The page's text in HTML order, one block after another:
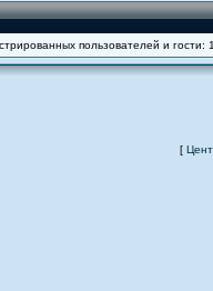
пользователей и гости:
[